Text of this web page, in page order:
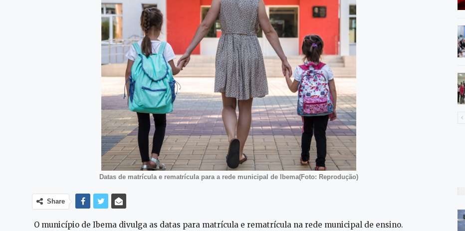
Datas de matrícula e rematrícula para a rede municipal de Ibema(Foto: Reprodução)
Share
O município de Ibema divulga as datas para matrícula e rematrícula na rede municipal de ensino.